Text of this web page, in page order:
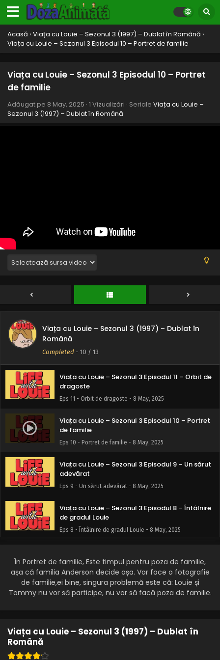
Acasă › Viața cu Louie – Sezonul 3 (1997) – Dublat în Română ›
Viața cu Louie – Sezonul 3 Episodul 10 – Portret de familie
Viața cu Louie – Sezonul 3 Episodul 10 – Portret
de familie
Adăugat pe 8 May, 2025 · 1 Vizualizări · Seriale Viața cu Louie –
Sezonul 3 (1997) – Dublat în Română
Viața cu Louie – Sezonul 3 (1997) – Dublat în
Română
Completed - 10 / 13
Viața cu Louie – Sezonul 3 Episodul 13 – Ziua
Viața cu Louie – Sezonul 3 Episodul 12 – Baschet
sau gogoși
Eps 12 - Baschet sau gogoși - 8 May, 2025
Viața cu Louie – Sezonul 3 Episodul 11 – Orbit de
dragoste
Eps 11 - Orbit de dragoste - 8 May, 2025
Viața cu Louie – Sezonul 3 Episodul 10 – Portret
de familie
Eps 10 - Portret de familie - 8 May, 2025
Viața cu Louie – Sezonul 3 Episodul 9 – Un sărut
adevărat
Eps 9 - Un sărut adevărat - 8 May, 2025
Viața cu Louie – Sezonul 3 Episodul 8 – Întâlnire
de gradul Louie
Eps 8 - Întâlnire de gradul Louie - 8 May, 2025
călătorie nebună cu Dl. Louie
Eps 7 - O călătorie nebună cu Dl. Louie - 8 May, 2025
Viața cu Louie – Sezonul 3 Episodul 6 –
Viața cu Louie – Sezonul 3 Episodul 5 –
În Portret de familie, Este timpul pentru poza de familie,
așa că familia Anderson decide așa. Vor face o fotografie
de familie,ei bine, singura problemă este că: Louie și
Tommy nu vor să participe, nu vor să facă poza de familie.
Viața cu Louie – Sezonul 3 (1997) – Dublat în
Română